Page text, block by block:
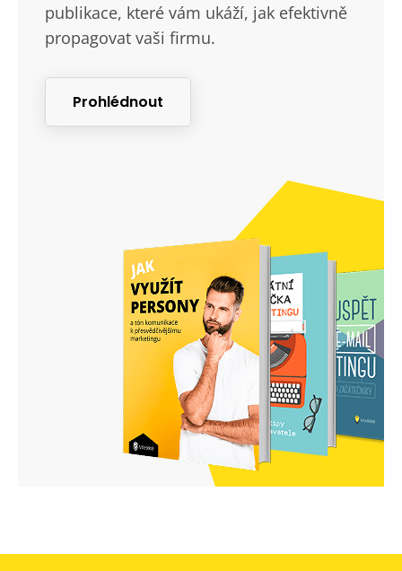
publikace, které vám ukáží, jak efektivně
propagovat vaši firmu.
Prohlédnout